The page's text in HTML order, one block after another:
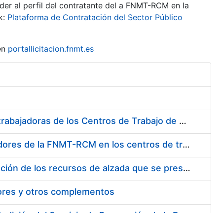
al perfil del contratante del a FNMT-RCM en la
Plataforma de Contratación del Sector Público
portallicitacion.fnmt.es
Suministro de Protectores Auditivos a medida para las personas trabajadoras de los Centros de Trabajo de Madrid y Burgos
Suministro de gafas graduadas antiproyecciones para los trabajadores de la FNMT-RCM en los centros de trabajo de Madrid y Burgos
Servicios de una empresa externa para el asesoramiento y resolución de los recursos de alzada que se presentan relacionados con procesos de selección para la FNMT-RCM
y otros complementos